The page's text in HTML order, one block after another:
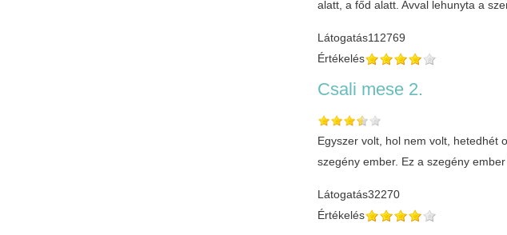
alatt, a főd alatt. Avval lehunyta a
Látogatás112769
Értékelés
Csali mese 2.
Egyszer volt, hol nem volt, hetedhét
szegény ember. Ez a szegény
Látogatás32270
Értékelés